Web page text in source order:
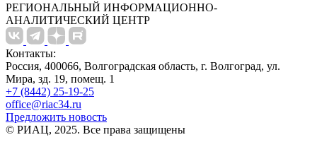
РЕГИОНАЛЬНЫЙ ИНФОРМАЦИОННО-
АНАЛИТИЧЕСКИЙ ЦЕНТР
Контакты:
Россия, 400066, Волгоградская область, г. Волгоград, ул.
Мира, зд. 19, помещ. 1
+7 (8442) 25-19-25
office@riac34.ru
Предложить новость
© РИАЦ, 2025. Все права защищены